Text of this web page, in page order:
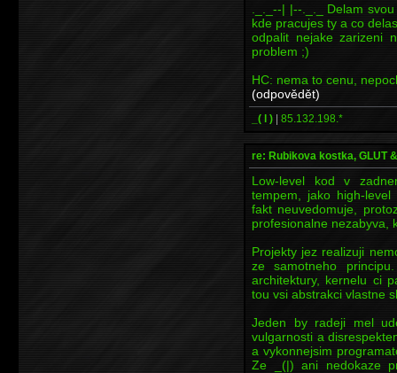
._._--| |--._._ Delam
kde pracujes ty a co
odpalit nejake zarizeni
problem ;)
HC: nema to cenu,
(odpovědět)
_( l ) | 85.132.198.*
re: Rubikova kostka, GLUT
Low-level kod v
tempem, jako high-
fakt neuvedomuje,
profesionalne nezabyva,
Projekty jez realizuji
ze samotneho
architektury, kernelu ci
tou vsi abstrakci vlastne
Jeden by radeji mel
vulgarnosti a
a vykonnejsim
Ze _(|) ani nedokaze